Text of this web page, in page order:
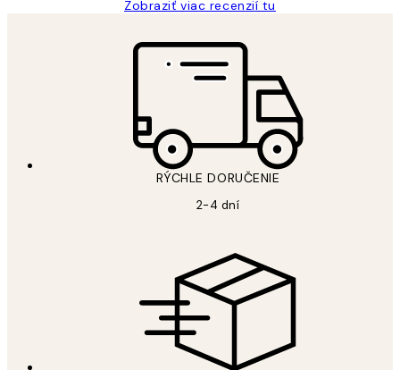
Zobraziť viac recenzií tu
RÝCHLE DORUČENIE
2-4 dní